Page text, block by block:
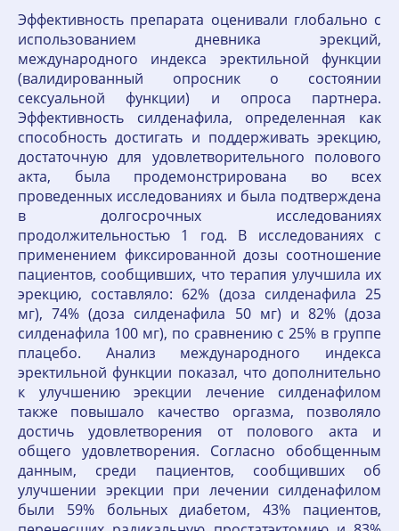
Эффективность препарата оценивали глобально с
использованием дневника эрекций,
международного индекса эректильной функции
(валидированный опросник о состоянии
сексуальной функции) и опроса партнера.
Эффективность силденафила, определенная как
способность достигать и поддерживать эрекцию,
достаточную для удовлетворительного полового
акта, была продемонстрирована во всех
проведенных исследованиях и была подтверждена
в долгосрочных исследованиях
продолжительностью 1 год. В исследованиях с
применением фиксированной дозы соотношение
пациентов, сообщивших, что терапия улучшила их
эрекцию, составляло: 62% (доза силденафила 25
мг), 74% (доза силденафила 50 мг) и 82% (доза
силденафила 100 мг), по сравнению с 25% в группе
плацебо. Анализ международного индекса
эректильной функции показал, что дополнительно
к улучшению эрекции лечение силденафилом
также повышало качество оргазма, позволяло
достичь удовлетворения от полового акта и
общего удовлетворения. Согласно обобщенным
данным, среди пациентов, сообщивших об
улучшении эрекции при лечении силденафилом
были 59% больных диабетом, 43% пациентов,